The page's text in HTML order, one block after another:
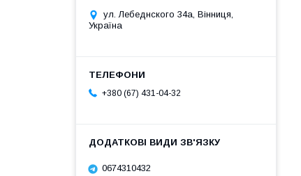
ул. Лебеднского 34а, Вінниця,
Україна
+380 (67) 431-04-32
0674310432